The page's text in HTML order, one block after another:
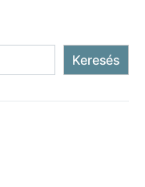
Keresés